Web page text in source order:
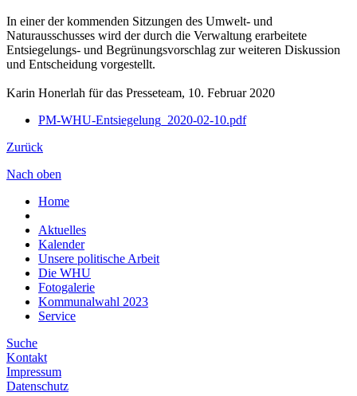
In einer der kommenden Sitzungen des Umwelt- und
Naturausschusses wird der durch die Verwaltung erarbeitete
Entsiegelungs- und Begrünungsvorschlag zur weiteren Diskussion
und Entscheidung vorgestellt.
Karin Honerlah für das Presseteam, 10. Februar 2020
PM-WHU-Entsiegelung_2020-02-10.pdf
Zurück
Nach oben
Home
Aktuelles
Kalender
Unsere politische Arbeit
Die WHU
Fotogalerie
Kommunalwahl 2023
Service
Suche
Kontakt
Impressum
Datenschutz